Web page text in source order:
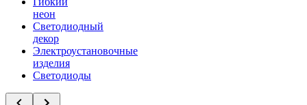
неон
Светодиодный
декор
Электроустановочные
изделия
Светодиоды